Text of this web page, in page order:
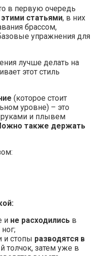
в первую очередь
статьями, в них
брассом,
упражнения для
лучше делать на
этот стиль
(которое стоит
уровне) – это
и плывем
также держать
и не расходились в
и стопы разводятся в
затем уже в